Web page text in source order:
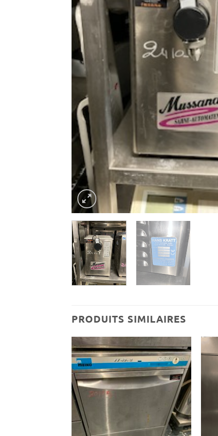
PRODUITS SIMILAIRES
Ajouter
à ma
wishlist